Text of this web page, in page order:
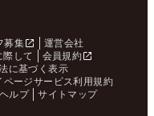
募集
運営会社
際して
会員規約
に基づく表示
ページサービス利用規約
ヘルプ サイトマップ